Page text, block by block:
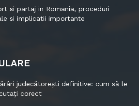
si partaj in Romania, proceduri
si implicatii importante
judecătorești definitive: cum să le
corect